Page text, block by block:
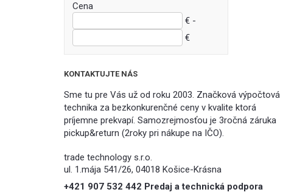
Cena
€ -
€
KONTAKTUJTE NÁS
Sme tu pre Vás už od roku 2003. Značková výpočtová
technika za bezkonkurenčné ceny v kvalite ktorá
príjemne prekvapí. Samozrejmosťou je 3ročná záruka
pickup&return (2roky pri nákupe na IČO).
trade technology s.r.o.
ul. 1.mája 541/26, 04018 Košice-Krásna
+421 907 532 442 Predaj a technická podpora